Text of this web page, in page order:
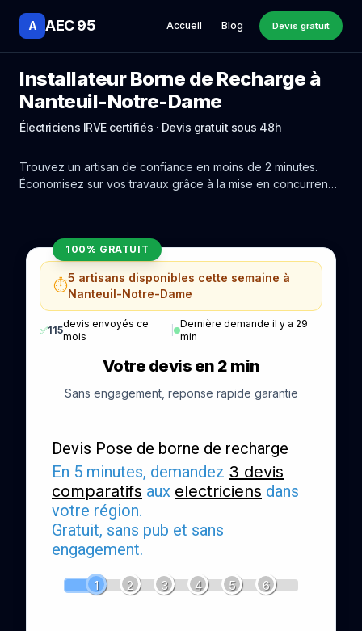
A AEC 95 Accueil Blog Devis gratuit
Installateur Borne de Recharge à
Nanteuil-Notre-Dame
Électriciens IRVE certifiés · Devis gratuit sous 48h
Trouvez un artisan de confiance en moins de 2 minutes.
Économisez sur vos travaux grâce à la mise en concurrence
100% GRATUIT
⏱️5 artisans disponibles cette semaine à
Nanteuil-Notre-Dame
✅115
devis envoyés ce
mois
Dernière demande il y a 29
min
Votre devis en 2 min
Sans engagement, reponse rapide garantie
Devis Pose de borne de recharge
En 5 minutes, demandez 3 devis
comparatifs aux electriciens dans
votre région.
Gratuit, sans pub et sans
engagement.
1 2 3 4 5 6